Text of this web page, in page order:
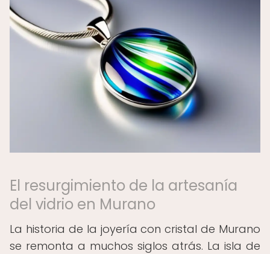
El resurgimiento de la artesanía
del vidrio en Murano
La historia de la joyería con cristal de Murano
se remonta a muchos siglos atrás. La isla de